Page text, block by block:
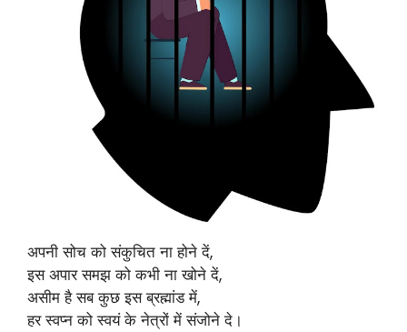
अपनी सोच को संकुचित ना होने दें,
इस अपार समझ को कभी ना खोने दें,
असीम है सब कुछ इस ब्रह्मांड में,
हर स्वप्न को स्वयं के नेत्रों में संजोने दे।